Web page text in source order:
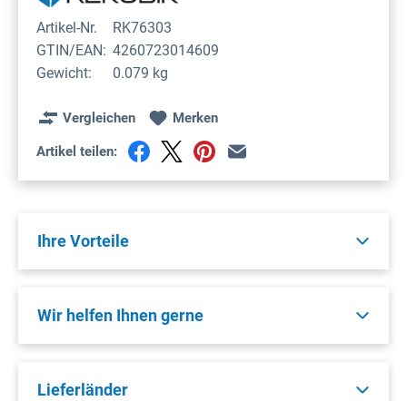
Artikel-Nr.
RK76303
GTIN/EAN: 4260723014609
Gewicht:
0.079 kg
Vergleichen Merken
Artikel teilen:
Ihre Vorteile
Wir helfen Ihnen gerne
Lieferländer